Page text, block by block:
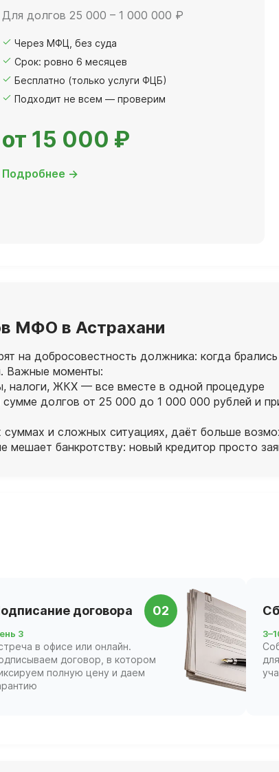
Для долгов 25 000 – 1 000 000 ₽
Через МФЦ, без суда
Срок: ровно 6 месяцев
Бесплатно (только услуги ФЦБ)
Подходит не всем — проверим
от 15 000 ₽
Подробнее →
МФО в Астрахани
на добросовестность должника: когда
Важные моменты:
налоги, ЖКХ — все вместе в одной процедуре
долгов от 25 000 до 1 000 000 рублей и
и сложных ситуациях, даёт больше
банкротству: новый кредитор просто
договора 02
3
в офисе или онлайн.
договор, в котором
полную цену и даем